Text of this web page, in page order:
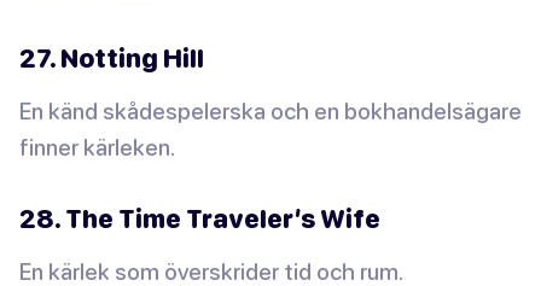
27. Notting Hill
En känd skådespelerska och en bokhandelsägare
finner kärleken.
28. The Time Traveler’s Wife
En kärlek som överskrider tid och rum.